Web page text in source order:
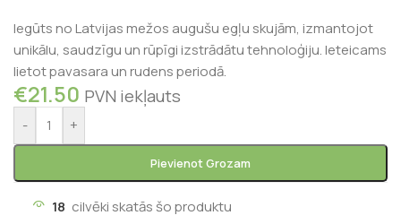
Iegūts no Latvijas mežos augušu egļu skujām, izmantojot
unikālu, saudzīgu un rūpīgi izstrādātu tehnoloģiju. Ieteicams
lietot pavasara un rudens periodā.
€21.50 PVN iekļauts
- +
Pievienot Grozam
18 cilvēki skatās šo produktu